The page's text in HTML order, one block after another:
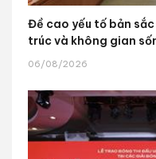
Đề cao yếu tố bản
trúc và không gian
06/08/2026